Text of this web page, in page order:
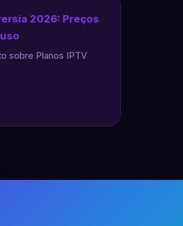
2026: Preços
sobre Planos IPTV